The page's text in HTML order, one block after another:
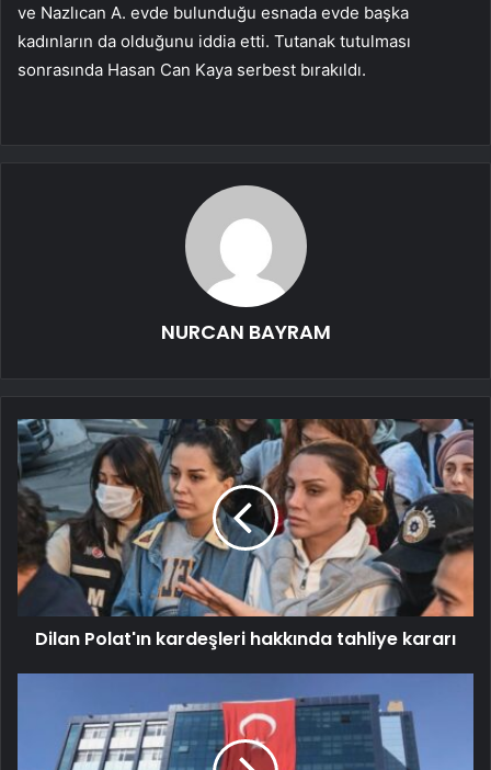
ve Nazlıcan A. evde bulunduğu esnada evde başka
kadınların da olduğunu iddia etti. Tutanak tutulması
sonrasında Hasan Can Kaya serbest bırakıldı.
NURCAN BAYRAM
Dilan Polat'ın kardeşleri hakkında tahliye kararı